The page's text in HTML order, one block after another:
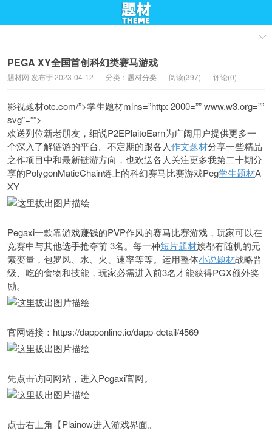
PEGA XY全国首创科幻类赛马游戏
题材网 发布于 2023-04-12 分类： 题材分类 阅读(397) 评论(0)
影视题材otc.com/”>学生题材mlns=”http: 2000=”” www.w3.org=””
svg”=””>
欢送列位新老朋友，细说P2EPlaitoEarn为广阔用户提供更多一
个深入了解链游的平台。不定期的跟各人作文题材分享一些精品
之作项目中和最新链游方向，也欢送各人关注更多我第二十期分
享的PolygonMaticChain链上的科幻赛马比赛游戏Peg学生题材A
XY
Pegaxi一款靠游戏赚钱的PVP作风的赛马比赛游戏，玩家可以在
竞赛中与其他选手抢夺前 3名。每一种短片题材族都有随机的元
素变量，包罗风、水、火、速率等等。运用整体小说题材战略晋
级、吃的食物和技能，玩家必需进入前3名才能获得PGX额外奖
励。
官网链接：https://dapponline.io/dapp-detail/4569
先点击访问网站，进入Pegaxi官网。
点击右上角【Plainow进入游戏界面。